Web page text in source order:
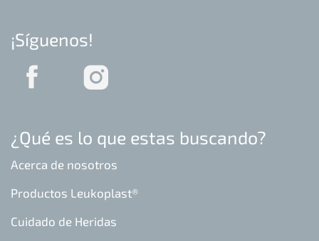
¡Síguenos!
¿Qué es lo que estas buscando?
Acerca de nosotros
Productos Leukoplast®
Cuidado de Heridas